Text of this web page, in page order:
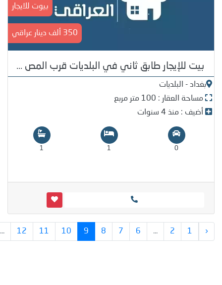
بيوت للايجار
350 ألف دينار عراقي
بيت للإيجار طابق ثاني في البلديات قرب المص ...
بغداد - البلديات
مساحة العقار : 100 متر مربع
أضيف : منذ 4 سنوات
0
1
1
‹
1
2
...
6
7
8
9
10
11
12
...